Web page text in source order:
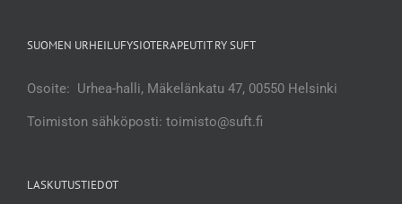
SUOMEN URHEILUFYSIOTERAPEUTIT RY SUFT
Osoite: Urhea-halli, Mäkelänkatu 47, 00550 Helsinki
Toimiston sähköposti: toimisto@suft.fi
LASKUTUSTIEDOT